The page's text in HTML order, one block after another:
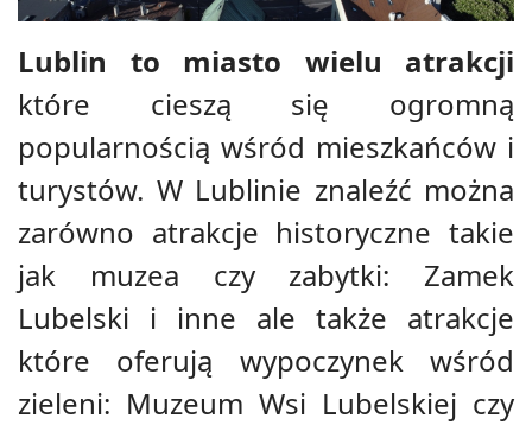
Lublin to miasto wielu atrakcji
które cieszą się ogromną
popularnością wśród mieszkańców i
turystów. W Lublinie znaleźć można
zarówno atrakcje historyczne takie
jak muzea czy zabytki: Zamek
Lubelski i inne ale także atrakcje
które oferują wypoczynek wśród
zieleni: Muzeum Wsi Lubelskiej czy